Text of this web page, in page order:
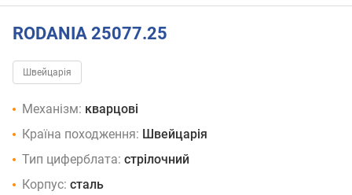
RODANIA 25077.25
Швейцарія
Механізм: кварцові
Країна походження: Швейцарія
Тип циферблата: стрілочний
Корпус: сталь